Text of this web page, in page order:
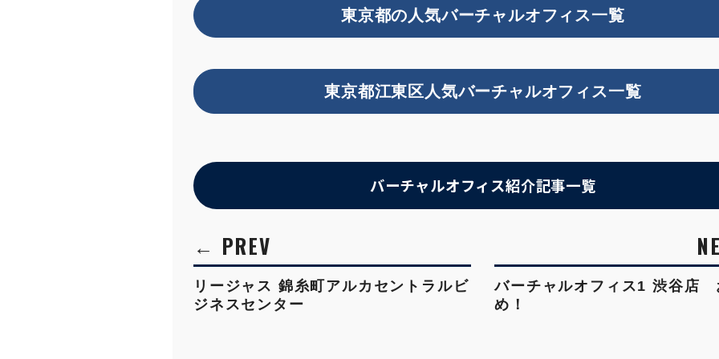
東京都の人気バーチャルオフィス一覧
東京都江東区人気バーチャルオフィス一覧
バーチャルオフィス紹介記事一覧
リージャス 錦糸町アルカセントラルビ
ジネスセンター
バーチャルオフィス1 渋谷店
め！